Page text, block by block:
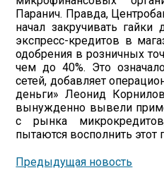
Паранич. Правда,
начал закручивать
экспресс-кредитов в
одобрения в розничных
чем до 40%. Это
сетей, добавляет
деньги» Леонид
вынужденно вывели
с рынка
пытаются восполнить этот
Предыдущая новость